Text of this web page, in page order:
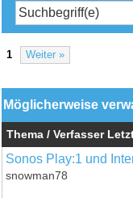
1 Weiter »
Möglicherweise
Thema / Verfasser
Sonos Play:1 und
snowman78